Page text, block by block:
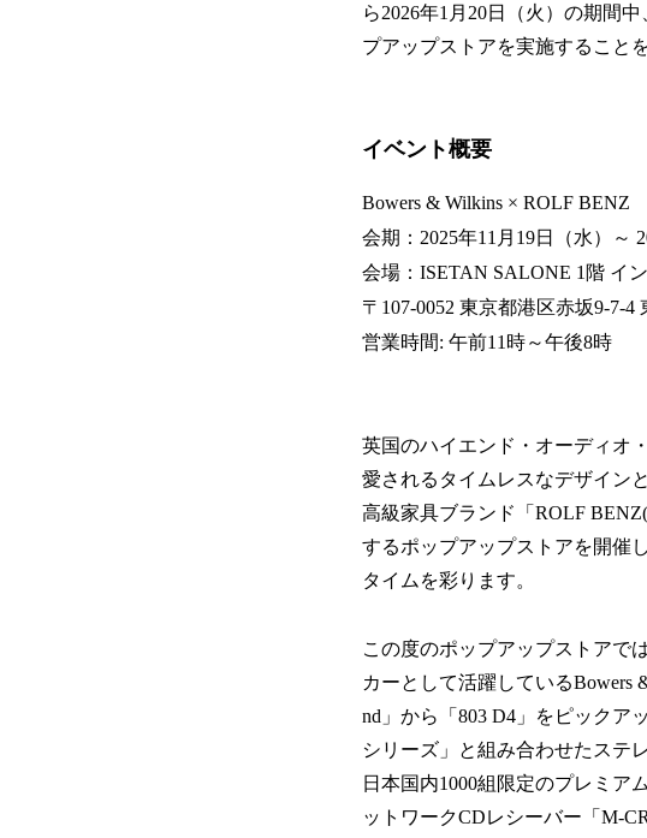
ら2026年1月20日（火）の期間
プアップストアを実施すること
イベント概要
Bowers & Wilkins × ROLF BENZ
会期：2025年11月19日（水）～
会場：ISETAN SALONE 1階 イ
〒107-0052 東京都港区赤坂9-7-
営業時間: 午前11時～午後8時
英国のハイエンド・オーディオ
愛されるタイムレスなデザイン
高級家具ブランド「ROLF
するポップアップストアを開催
タイムを彩ります。
この度のポップアップストアで
カーとして活躍しているBowers
nd」から「803 D4」をピックア
シリーズ」と組み合わせたステ
日本国内1000組限定のプレミア
ットワークCDレシーバー「M-